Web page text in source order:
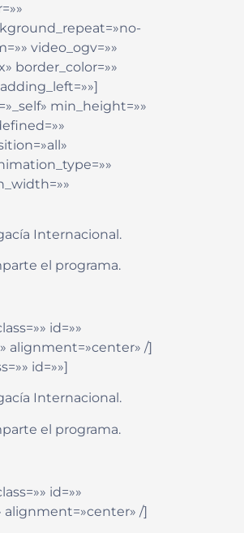
video_ogv=»»
border_color=»»
min_height=»»
Internacional.
el programa.
id=»»
alignment=»center» /]
id=»»]
Internacional.
el programa.
id=»»
alignment=»center» /]